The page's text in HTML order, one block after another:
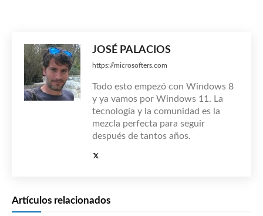
JOSÉ PALACIOS
https://microsofters.com
Todo esto empezó con Windows 8
y ya vamos por Windows 11. La
tecnología y la comunidad es la
mezcla perfecta para seguir
después de tantos años.
Artículos relacionados